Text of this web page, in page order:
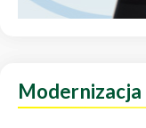
Modernizacja